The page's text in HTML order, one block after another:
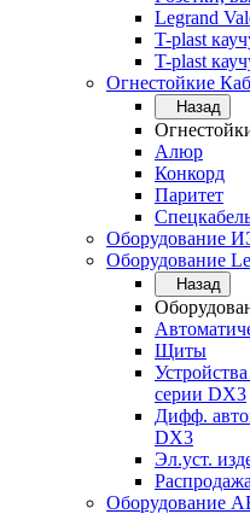
Legrand
T-plast
T-plast
Огнестойкие
Назад
Алюр
Конкорд
Паритет
Оборудование
Оборудование
Назад
Щиты
серии DX3
Дифф.
DX3
Эл.уст.
Распродажа
Оборудование